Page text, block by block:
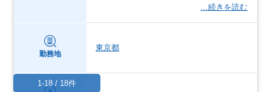
…続きを読む
勤務地
東京都
1-18 / 18件